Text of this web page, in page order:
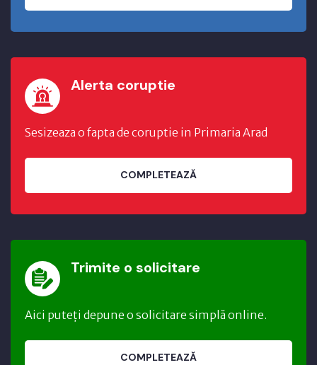
Alerta coruptie
Sesizeaza o fapta de coruptie in Primaria Arad
COMPLETEAZĂ
Trimite o solicitare
Aici puteți depune o solicitare simplă online.
COMPLETEAZĂ